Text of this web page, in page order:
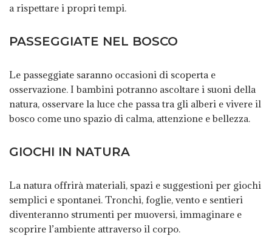
a rispettare i propri tempi.
PASSEGGIATE NEL BOSCO
Le passeggiate saranno occasioni di scoperta e
osservazione. I bambini potranno ascoltare i suoni della
natura, osservare la luce che passa tra gli alberi e vivere il
bosco come uno spazio di calma, attenzione e bellezza.
GIOCHI IN NATURA
La natura offrirà materiali, spazi e suggestioni per giochi
semplici e spontanei. Tronchi, foglie, vento e sentieri
diventeranno strumenti per muoversi, immaginare e
scoprire l’ambiente attraverso il corpo.